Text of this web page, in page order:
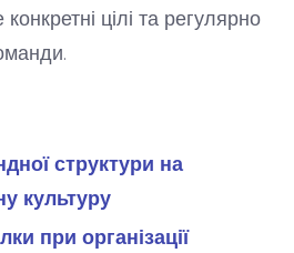
цілі та регулярно
структури на
культуру
при організації